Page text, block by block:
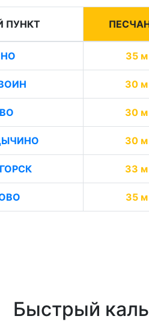
ПУНКТ
35 м
30 м
30 м
30 м
33 м
35 м
Быстрый